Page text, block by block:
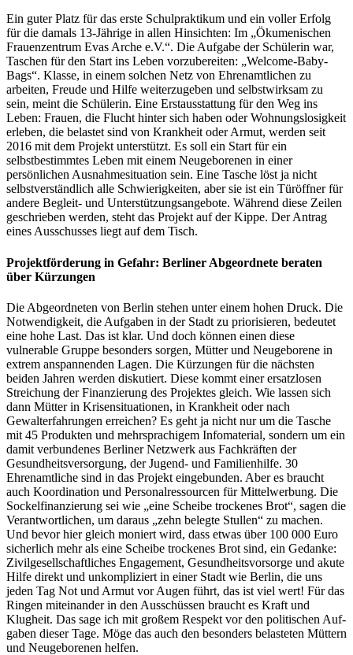
Ein guter Platz für das erste Schulpraktikum und ein voller Erfolg
für die damals 13-Jährige in allen Hinsichten: Im „Ökumenischen
Frauenzentrum Evas Arche e.V.“. Die Aufgabe der Schülerin war,
Taschen für den Start ins Leben vorzubereiten: „Welcome-Baby-
Bags“. Klasse, in einem solchen Netz von Ehrenamtlichen zu
arbeiten, Freude und Hilfe weiterzugeben und selbstwirksam zu
sein, meint die Schülerin. Eine Erstausstattung für den Weg ins
Leben: Frauen, die Flucht hinter sich haben oder Wohnungslosigkeit
erleben, die belastet sind von Krankheit oder Armut, werden seit
2016 mit dem Projekt unterstützt. Es soll ein Start für ein
selbstbestimmtes Leben mit einem Neugeborenen in einer
persönlichen Ausnahmesituation sein. Eine Tasche löst ja nicht
selbstverständlich alle Schwierigkeiten, aber sie ist ein Türöffner für
andere Begleit- und Unterstützungsangebote. Während diese Zeilen
geschrieben werden, steht das Projekt auf der Kippe. Der Antrag
eines Ausschusses liegt auf dem Tisch.
Projektförderung in Gefahr: Berliner Abgeordnete beraten
über Kürzungen
Die Abgeordneten von Berlin stehen unter einem hohen Druck. Die
Notwendigkeit, die Aufgaben in der Stadt zu priorisieren, bedeutet
eine hohe Last. Das ist klar. Und doch können einen diese
vulnerable Gruppe besonders sorgen, Mütter und Neugeborene in
extrem anspannenden Lagen. Die Kürzungen für die nächsten
beiden Jahren werden diskutiert. Diese kommt einer ersatzlosen
Streichung der Finanzierung des Projektes gleich. Wie lassen sich
dann Mütter in Krisensituationen, in Krankheit oder nach
Gewalterfahrungen erreichen? Es geht ja nicht nur um die Tasche
mit 45 Produkten und mehrsprachigem Infomaterial, sondern um ein
damit verbundenes Berliner Netzwerk aus Fachkräften der
Gesundheitsversorgung, der Jugend- und Familienhilfe. 30
Ehrenamtliche sind in das Projekt eingebunden. Aber es braucht
auch Koordination und Personalressourcen für Mittelwerbung. Die
Sockelfinanzierung sei wie „eine Scheibe trockenes Brot“, sagen die
Verantwortlichen, um daraus „zehn belegte Stullen“ zu machen.
Und bevor hier gleich moniert wird, dass etwas über 100 000 Euro
sicherlich mehr als eine Scheibe trockenes Brot sind, ein Gedanke:
Zivilgesellschaftliches Engagement, Gesundheitsvorsorge und akute
Hilfe direkt und unkompliziert in einer Stadt wie Berlin, die uns
jeden Tag Not und Armut vor Augen führt, das ist viel wert! Für das
Ringen miteinander in den Ausschüssen braucht es Kraft und
Klugheit. Das sage ich mit großem Respekt vor den politischen Auf-
gaben dieser Tage. Möge das auch den besonders belasteten Müttern
und Neugeborenen helfen.